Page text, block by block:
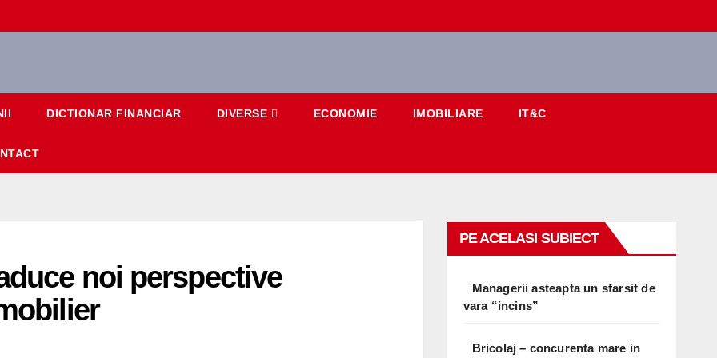
DICTIONAR FINANCIAR DIVERSE ECONOMIE IMOBILIARE IT&C
noi perspective
PE ACELASI SUBIECT
Managerii asteapta un sfarsit de
vara “incins”
Bricolaj – concurenta mare in